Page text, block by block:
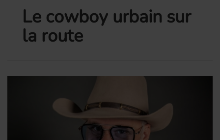
Le cowboy urbain sur
la route